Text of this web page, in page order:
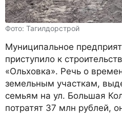
Фото: Тагилдорстрой
Муниципальное
приступило к
«Ольховка». Речь о
земельным участкам,
семьям на ул. Большая
потратят 37 млн рублей,